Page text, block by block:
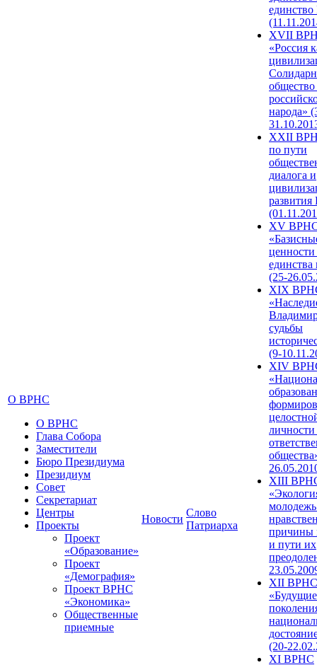
О ВРНС
О ВРНС
Глава Собора
Заместители
Бюро Президиума
Президиум
Совет
Секретариат
Центры
Проекты
Проект
«Образование»
Проект
«Демография»
Проект ВРНС
«Экономика»
Общественные
приемные
Новости
Слово
Патриарха
единство
XVII
«Россия
народа»
XXII
по пути
диалога и
развития
XV
единства
(25-
XIX
судьбы
(9-
XIV
XIII
причины
и пути их
XII ВРНС
«Будущие
(20-
XI ВРНС